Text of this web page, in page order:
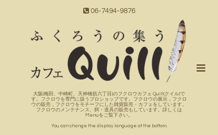
06-7494-9876
大阪(梅田、中崎町、天神橋筋六丁目)のフクロウカフェ Quill(クイル)で
す。フクロウを専門に扱うプロショップです。フクロウの展示，フクロ
ウの販売，フクロウをモチーフにした雑貨販売・カフェをしています。
フクロウのメンテナンス、餌・道具の販売もしています。詳しくは
Menuをご覧下さい。
You can change the display language at the bottom.